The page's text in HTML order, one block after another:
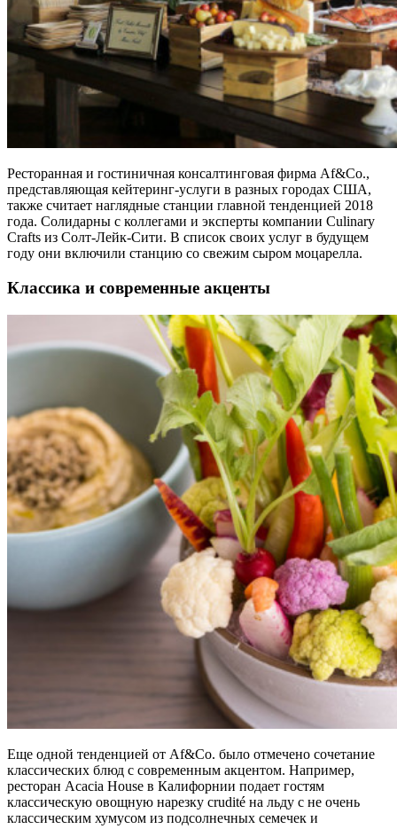
Ресторанная и гостиничная консалтинговая фирма Af&Co.,
представляющая кейтеринг-услуги в разных городах США,
также считает наглядные станции главной тенденцией 2018
года. Солидарны с коллегами и эксперты компании Culinary
Crafts из Солт-Лейк-Сити. В список своих услуг в будущем
году они включили станцию со свежим сыром моцарелла.
Классика и современные акценты
Еще одной тенденцией от Af&Co. было отмечено сочетание
классических блюд с современным акцентом. Например,
ресторан Acacia House в Калифорнии подает гостям
классическую овощную нарезку crudité на льду с не очень
классическим хумусом из подсолнечных семечек и